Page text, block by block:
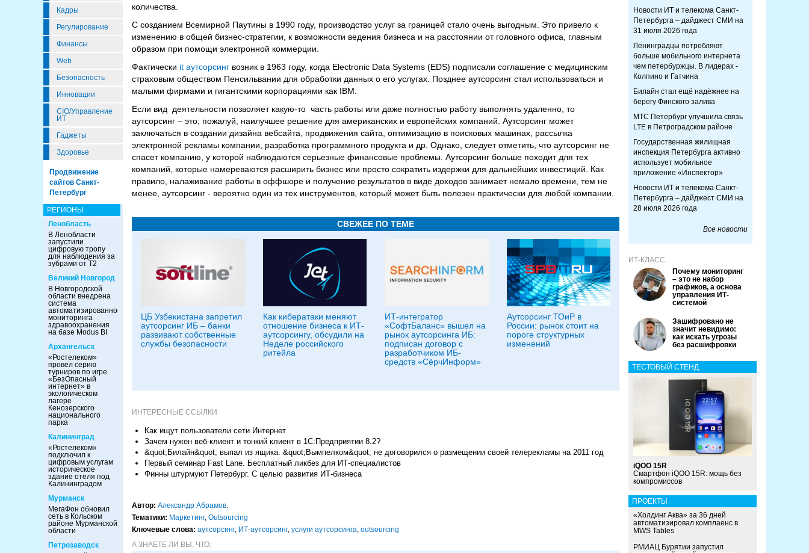
Кадры
Регулирование
Финансы
Web
Безопасность
Инновации
CIO/Управление
ИТ
Гаджеты
Здоровье
Продвижение
сайтов Санкт-
Петербург
РЕГИОНЫ
Ленобласть
В Ленобласти
запустили
цифровую тропу
для наблюдения за
зубрами от Т2
Великий Новгород
В Новгородской
области внедрена
система
автоматизированного
мониторинга
здравоохранения
на базе Modus BI
Архангельск
«Ростелеком»
провел серию
турниров по игре
«БезОпасный
интернет» в
экологическом
лагере
Кенозерского
национального
парка
Калининград
«Ростелеком»
подключил к
цифровым услугам
историческое
здание отеля под
Калининградом
Мурманск
МегаФон обновил
сеть в Кольском
районе Мурманской
области
Петрозаводск
количества.
С созданием Всемирной Паутины в 1990 году, производство услуг за границей стало очень выгодным. Это привело к
изменению в общей бизнес-стратегии, к возможности ведения бизнеса и на расстоянии от головного офиса, главным
образом при помощи электронной коммерции.
Фактически it аутсорсинг возник в 1963 году, когда Electronic Data Systems (EDS) подписали соглашение с медицинским
страховым обществом Пенсильвании для обработки данных о его услугах. Позднее аутсорсинг стал использоваться и
малыми фирмами и гигантскими корпорациями как IBM.
Если вид деятельности позволяет какую-то часть работы или даже полностью работу выполнять удаленно, то
аутсорсинг – это, пожалуй, наилучшее решение для американских и европейских компаний. Аутсорсинг может
заключаться в создании дизайна вебсайта, продвижения сайта, оптимизацию в поисковых машинах, рассылка
электронной рекламы компании, разработка программного продукта и др. Однако, следует отметить, что аутсорсинг не
спасет компанию, у которой наблюдаются серьезные финансовые проблемы. Аутсорсинг больше походит для тех
компаний, которые намереваются расширить бизнес или просто сократить издержки для дальнейших инвестиций. Как
правило, налаживание работы в оффшоре и получение результатов в виде доходов занимает немало времени, тем не
менее, аутсорсинг - вероятно один из тех инструментов, который может быть полезен практически для любой компании.
СВЕЖЕЕ ПО ТЕМЕ
ЦБ Узбекистана запретил
аутсорсинг ИБ – банки
развивают собственные
службы безопасности
Как кибератаки меняют
отношение бизнеса к ИТ-
аутсорсингу, обсудили на
Неделе российского
ритейла
ИТ-интегратор
«СофтБаланс» вышел на
рынок аутсорсинга ИБ:
подписан договор с
разработчиком ИБ-
средств «СёрчИнформ»
Аутсорсинг ТОиР в
России: рынок стоит на
пороге структурных
изменений
ИНТЕРЕСНЫЕ ССЫЛКИ
Как ищут пользователи сети Интернет
Зачем нужен веб-клиент и тонкий клиент в 1С:Предприятии 8.2?
&quot;Билайн&quot; выпал из ящика. &quot;Вымпелком&quot; не договорился о размещении своей телерекламы на 2011 год
Первый семинар Fast Lane. Бесплатный ликбез для ИТ-специалистов
Финны штурмуют Петербург. С целью развития ИТ-бизнеса
Автор: Александр Абрамов.
Тематики: Маркетинг, Outsourcing
Ключевые слова: аутсорсинг, ИТ-аутсорсинг, услуги аутсорсинга, outsourcing
А ЗНАЕТЕ ЛИ ВЫ, ЧТО:
Новости ИТ и телекома Санкт-
Петербурга – дайджест СМИ на
31 июля 2026 года
Ленинградцы потребляют
больше мобильного интернета
чем петербуржцы. В лидерах -
Колпино и Гатчина
Билайн стал ещё надёжнее на
берегу Финского залива
МТС Петербург улучшила связь
LTE в Петроградском районе
Государственная жилищная
инспекция Петербурга активно
использует мобильное
приложение «Инспектор»
Новости ИТ и телекома Санкт-
Петербурга – дайджест СМИ на
28 июля 2026 года
Все новости
ИТ-КЛАСС
Почему мониторинг
– это не набор
графиков, а основа
управления ИТ-
системой
Зашифровано не
значит невидимо:
как искать угрозы
без расшифровки
ТЕСТОВЫЙ СТЕНД
iQOO 15R
Смартфон iQOO 15R: мощь без
компромиссов
ПРОЕКТЫ
«Холдинг Аква» за 36 дней
автоматизировал комплаенс в
MWS Tables
РМИАЦ Бурятии запустил